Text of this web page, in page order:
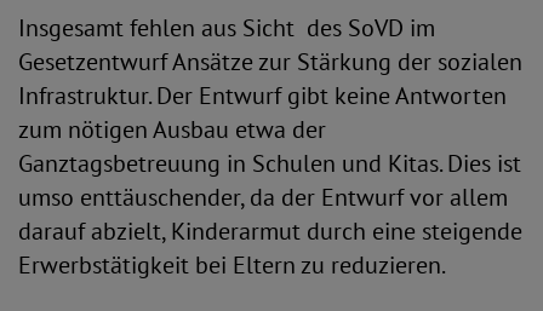
Insgesamt fehlen aus Sicht des SoVD im
Gesetzentwurf Ansätze zur Stärkung der sozialen
Infrastruktur. Der Entwurf gibt keine Antworten
zum nötigen Ausbau etwa der
Ganztagsbetreuung in Schulen und Kitas. Dies ist
umso enttäuschender, da der Entwurf vor allem
darauf abzielt, Kinderarmut durch eine steigende
Erwerbstätigkeit bei Eltern zu reduzieren.